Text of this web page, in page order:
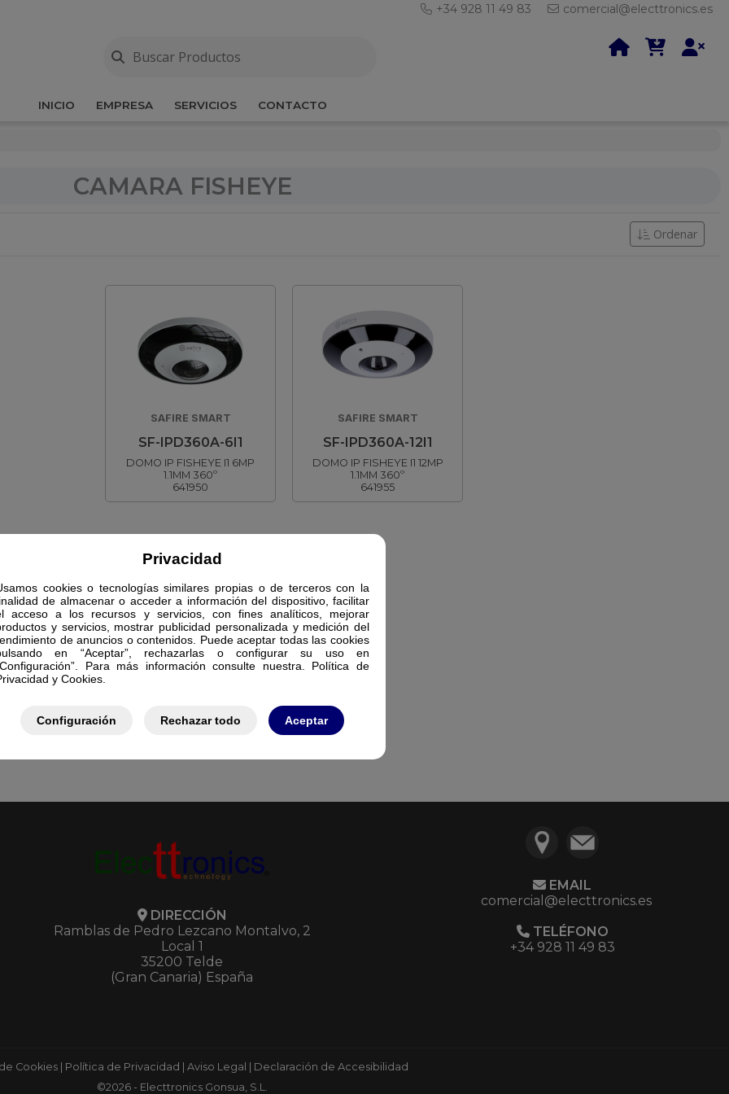
Privacidad
cookies o tecnologías similares propias o de terceros con la
de almacenar o acceder a información del dispositivo, facilitar
acceso a los recursos y servicios, con fines analíticos, mejorar
y servicios, mostrar publicidad personalizada y medición del
de anuncios o contenidos. Puede aceptar todas las cookies
en “Aceptar”, rechazarlas o configurar su uso en
Para más información consulte nuestra. Política de
y Cookies.
Configuración Rechazar todo Aceptar
+34 928 11 49 83 comercial@electtronics.es
INICIO EMPRESA SERVICIOS CONTACTO
CAMARA FISHEYE
Ordenar
SAFIRE SMART
SF-IPD360A-6I1
DOMO IP FISHEYE I1 6MP
1.1MM 360º
641950
SAFIRE SMART
SF-IPD360A-12I1
DOMO IP FISHEYE I1 12MP
1.1MM 360º
641955
DIRECCIÓN
Ramblas de Pedro Lezcano Montalvo, 2
Local 1
35200 Telde
(Gran Canaria) España
EMAIL
comercial@electtronics.es
TELÉFONO
+34 928 11 49 83
Cookies| Política de Privacidad Aviso Legal
Declaración de Accesibilidad
©2026 - Electtronics Gonsua, S.L.